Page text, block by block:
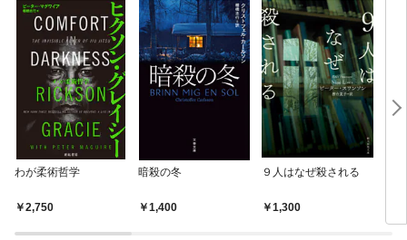
わが柔術哲学
2,750
暗殺の冬
1,400
９人はなぜ殺される
1,300